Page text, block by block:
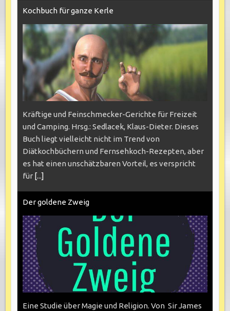
Kochbuch für ganze Kerle
Kräftige und Feinschmecker-Gerichte für Freizeit
und Camping. Hrsg.: Sedlacek, Klaus-Dieter. Dieses
Buch liegt vielleicht nicht im Trend von
Diätkochbüchern und Fernsehkoch-Rezepten, aber
es hat einen unschätzbaren Vorteil, es verspricht
für [...]
Der goldene Zweig
Eine Studie über Magie und Religion. Von Sir James